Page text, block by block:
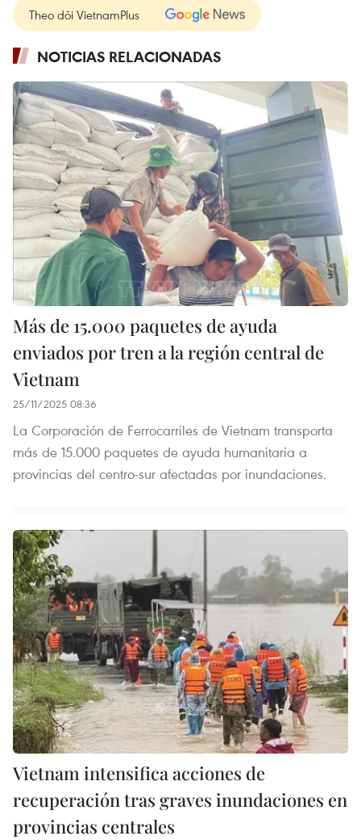
Theo dõi VietnamPlus
NOTICIAS RELACIONADAS
Más de 15.000 paquetes de ayuda
enviados por tren a la región central de
Vietnam
25/11/2025 08:36
La Corporación de Ferrocarriles de Vietnam transporta
más de 15.000 paquetes de ayuda humanitaria a
provincias del centro-sur afectadas por inundaciones.
Vietnam intensifica acciones de
recuperación tras graves inundaciones en
provincias centrales